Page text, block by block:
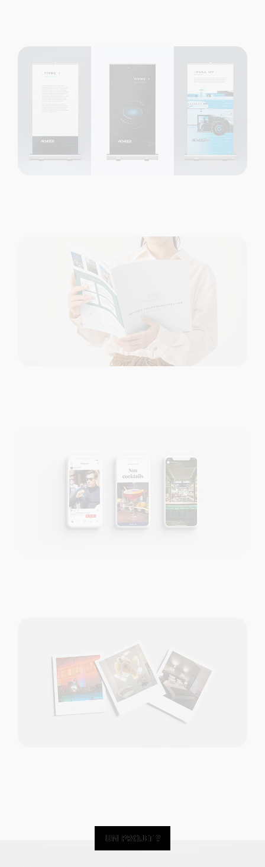
UN PROJET ?
UN PROJET ?